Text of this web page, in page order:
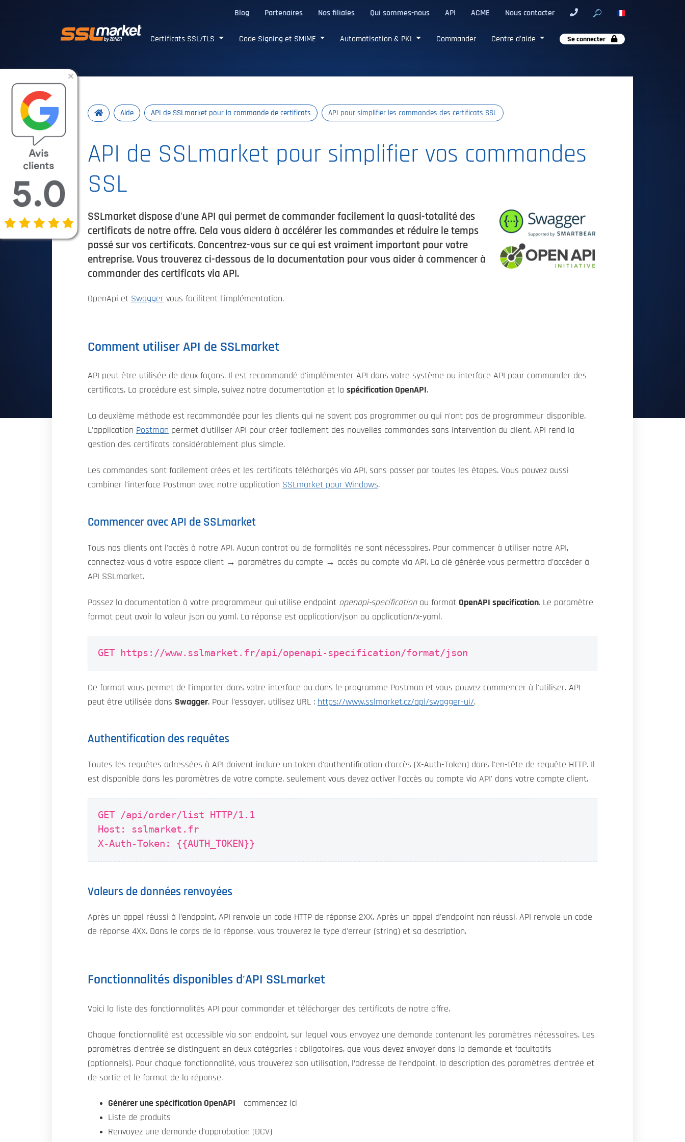
Blog Partenaires Nos filiales Qui sommes-nous API ACME Nous contacter
Certificats SSL/TLS Code Signing et SMIME Automatisation & PKI Commander Centre d'aide Se connecter
Aide API de SSLmarket pour la commande de certificats API pour simplifier les commandes des certificats SSL
API de SSLmarket pour simplifier vos commandes
SSL
SSLmarket dispose d'une API qui permet de commander facilement la quasi-totalité des
certificats de notre offre. Cela vous aidera à accélérer les commandes et réduire le temps
passé sur vos certificats. Concentrez-vous sur ce qui est vraiment important pour votre
entreprise. Vous trouverez ci-dessous de la documentation pour vous aider à commencer à
commander des certificats via API.
OpenApi et Swagger vous facilitent l'implémentation.
Comment utiliser API de SSLmarket
API peut être utilisée de deux façons. Il est recommandé d'implémenter API dans votre système ou interface API pour commander des
certificats. La procédure est simple, suivez notre documentation et la spécification OpenAPI .
La deuxième méthode est recommandée pour les clients qui ne savent pas programmer ou qui n'ont pas de programmeur disponible.
L'application Postman permet d'utiliser API pour créer facilement des nouvelles commandes sans intervention du client. API rend la
gestion des certificats considérablement plus simple.
Les commandes sont facilement crées et les certificats téléchargés via API, sans passer par toutes les étapes. Vous pouvez aussi
combiner l'interface Postman avec notre application SSLmarket pour Windows.
Commencer avec API de SSLmarket
Tous nos clients ont l'accès à notre API. Aucun contrat ou de formalités ne sont nécessaires. Pour commencer à utiliser notre API,
connectez-vous à votre espace client → paramètres du compte → accès au compte via API. La clé générée vous permettra d'accéder à
API SSLmarket.
Passez la documentation à votre programmeur qui utilise endpoint openapi-specificationau format OpenAPI specification. Le paramètre
format peut avoir la valeur json ou yaml. La réponse est application/json ou application/x-yaml.
GET https://www.sslmarket.fr/api/openapi-specification/format/json
Ce format vous permet de l'importer dans votre interface ou dans le programme Postman et vous pouvez commencer à l'utiliser. API
peut être utilisée dans Swagger. Pour l'essayer, utilisez URL : https://www.sslmarket.cz/api/swagger-ui/.
Authentification des requêtes
Toutes les requêtes adressées à API doivent inclure un token d'authentification d'accès (X-Auth-Token) dans l'en-tête de requête HTTP. Il
est disponible dans les paramètres de votre compte, seulement vous devez activer l'accès au compte via API' dans votre compte client.
GET /api/order/list HTTP/1.1
Host: sslmarket.fr
X-Auth-Token: {{AUTH_TOKEN}}
Valeurs de données renvoyées
Après un appel réussi à l’endpoint, API renvoie un code HTTP de réponse 2XX. Après un appel d'endpoint non réussi, API renvoie un code
de réponse 4XX. Dans le corps de la réponse, vous trouverez le type d'erreur (string) et sa description.
Fonctionnalités disponibles d'API SSLmarket
Voici la liste des fonctionnalités API pour commander et télécharger des certificats de notre offre.
Chaque fonctionnalité est accessible via son endpoint, sur lequel vous envoyez une demande contenant les paramètres nécessaires. Les
paramètres d'entrée se distinguent en deux catégories : obligatoires, que vous devez envoyer dans la demande et facultatifs
(optionnels). Pour chaque fonctionnalité, vous trouverez son utilisation, l’adresse de l’endpoint, la description des paramètres d’entrée et
de sortie et le format de la réponse.
Générer une spécification OpenAPI
- commencez ici
Liste de produits
Renvoyez une demande d'approbation (DCV)
×